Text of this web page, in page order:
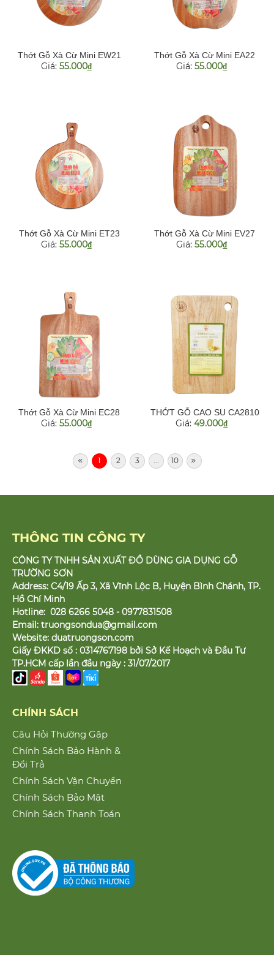
Thớt Gỗ Xà Cừ Mini EW21
Giá: 55.000đ
Thớt Gỗ Xà Cừ Mini EA22
Giá:55.000đ
Thớt Gỗ Xà Cừ Mini ET23
Giá: 55.000đ
Thớt Gỗ Xà Cừ Mini EV27
Giá:55.000đ
Thớt Gỗ Xà Cừ Mini EC28
Giá: 55.000đ
THỚT GỖ CAO SU CA2810
Giá:49.000đ
1 2 3 ... 10
THÔNG TIN CÔNG TY
CÔNG TY TNHH SẢN XUẤT ĐỒ DÙNG GIA DỤNG GỖ
TRƯỜNG SƠN
Address: C4/19 Ấp 3, Xã Vĩnh Lộc B, Huyện Bình Chánh, TP.
Hồ Chí Minh
Hotline: 028 6266 5048 - 0977831508
Email: truongsondua@gmail.com
Website: duatruongson.com
Giấy ĐKKD số : 0314767198 bởi Sở Kế Hoạch và Đầu Tư
TP.HCM cấp lần đầu ngày : 31/07/2017
CHÍNH SÁCH
Câu Hỏi Thường Gặp
Chính Sách Bảo Hành &
Đổi Trả
Chính Sách Vận Chuyển
Chính Sách Bảo Mật
Chính Sách Thanh Toán